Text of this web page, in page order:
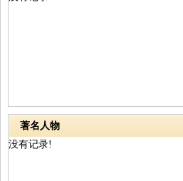
著名人物
没有记录!